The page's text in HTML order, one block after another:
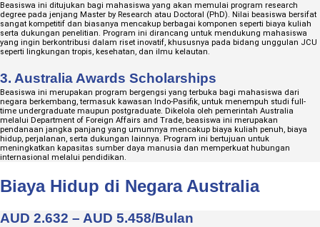
Beasiswa ini ditujukan bagi mahasiswa yang akan memulai program research
degree pada jenjang Master by Research atau Doctoral (PhD). Nilai beasiswa bersifat
sangat kompetitif dan biasanya mencakup berbagai komponen seperti biaya kuliah
serta dukungan penelitian. Program ini dirancang untuk mendukung mahasiswa
yang ingin berkontribusi dalam riset inovatif, khususnya pada bidang unggulan JCU
seperti lingkungan tropis, kesehatan, dan ilmu kelautan.
3. Australia Awards Scholarships
Beasiswa ini merupakan program bergengsi yang terbuka bagi mahasiswa dari
negara berkembang, termasuk kawasan Indo-Pasifik, untuk menempuh studi full-
time undergraduate maupun postgraduate. Dikelola oleh pemerintah Australia
melalui Department of Foreign Affairs and Trade, beasiswa ini merupakan
pendanaan jangka panjang yang umumnya mencakup biaya kuliah penuh, biaya
hidup, perjalanan, serta dukungan lainnya. Program ini bertujuan untuk
meningkatkan kapasitas sumber daya manusia dan memperkuat hubungan
internasional melalui pendidikan.
Biaya Hidup di Negara Australia
AUD 2.632 – AUD 5.458/Bulan